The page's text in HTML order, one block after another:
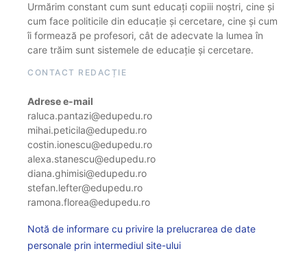
Urmărim constant cum sunt educați copiii noștri, cine și
cum face politicile din educație și cercetare, cine și cum
îi formează pe profesori, cât de adecvate la lumea în
care trăim sunt sistemele de educație și cercetare.
CONTACT REDACȚIE
Adrese e-mail
raluca.pantazi@edupedu.ro
mihai.peticila@edupedu.ro
costin.ionescu@edupedu.ro
alexa.stanescu@edupedu.ro
diana.ghimisi@edupedu.ro
stefan.lefter@edupedu.ro
ramona.florea@edupedu.ro
Notă de informare cu privire la prelucrarea de date
personale prin intermediul site-ului